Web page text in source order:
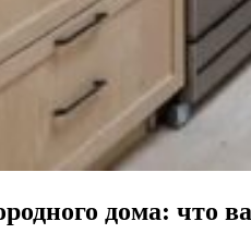
дома: что